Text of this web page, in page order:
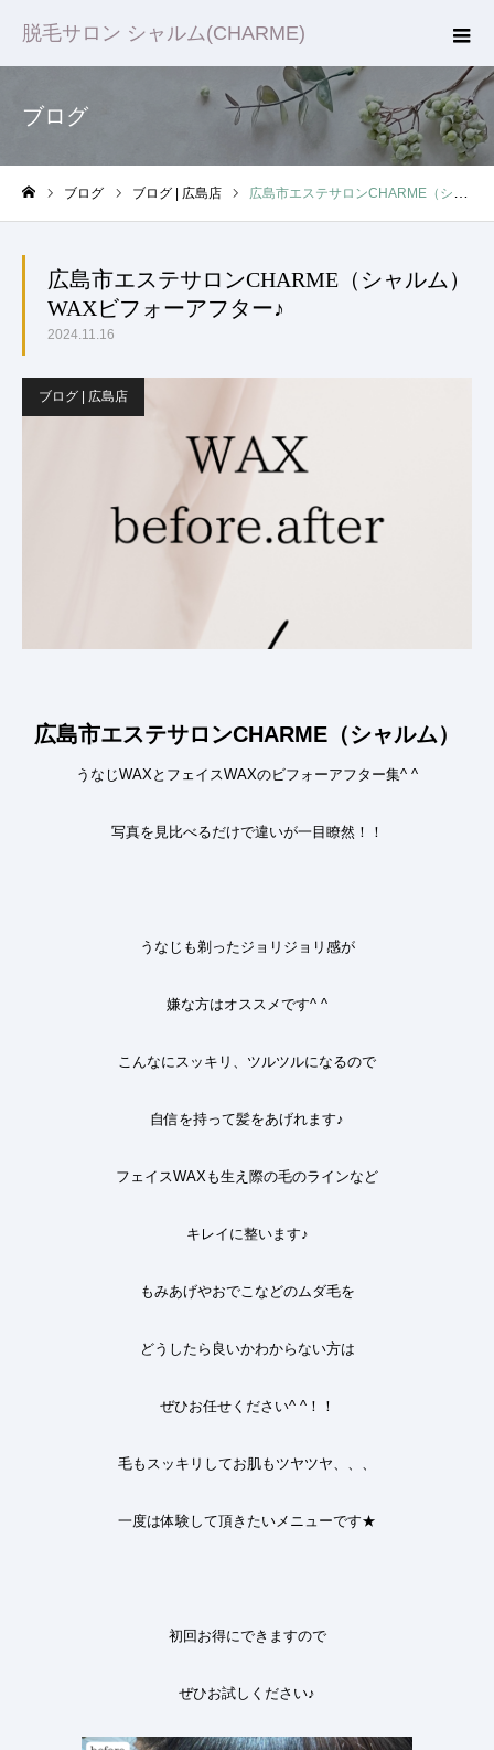
脱毛サロン シャルム(CHARME)
ブログ
ブログ ブログ | 広島店 広島市エステサロンCHARME（シャルム）WAXビフォーアフター♪
広島市エステサロンCHARME（シャルム）
WAXビフォーアフター♪
2024.11.16
ブログ | 広島店
広島市エステサロンCHARME（シャルム）
うなじWAX とフェイスWAXのビフォーアフター集^ ^
写真を見比べるだけで違いが一目瞭然！！
うなじも剃ったジョリジョリ感が
嫌な方はオススメです^ ^
こんなにスッキリ、ツルツルになるので
自信を持って髪をあげれます♪
フェイスWAX も生え際の毛のラインなど
キレイに整います♪
もみあげやおでこなどのムダ毛を
どうしたら良いかわからない方は
ぜひお任せください^ ^！！
毛もスッキリしてお肌もツヤツヤ、、、
一度は体験して頂きたいメニューです★
初回お得にできますので
ぜひお試しください♪